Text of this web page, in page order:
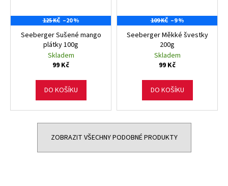
125 KČ –20 %
Seeberger Sušené mango
plátky 100g
Skladem
99 Kč
DO KOŠÍKU
109 KČ –9 %
Seeberger Měkké švestky
200g
Skladem
99 Kč
DO KOŠÍKU
ZOBRAZIT VŠECHNY PODOBNÉ PRODUKTY